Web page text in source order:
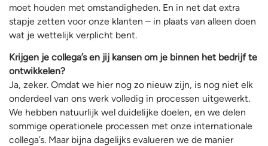
moet houden met omstandigheden. En in net dat extra
stapje zetten voor onze klanten – in plaats van alleen doen
wat je wettelijk verplicht bent.
Krijgen je collega’s en jij kansen om je binnen het bedrijf te
ontwikkelen?
Ja, zeker. Omdat we hier nog zo nieuw zijn, is nog niet elk
onderdeel van ons werk volledig in processen uitgewerkt.
We hebben natuurlijk wel duidelijke doelen, en we delen
sommige operationele processen met onze internationale
collega’s. Maar bijna dagelijks evalueren we de manier